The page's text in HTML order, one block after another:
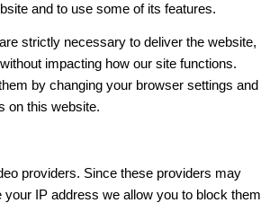
and to use some of its features.
strictly necessary to deliver the website,
impacting how our site functions.
by changing your browser settings and
on this website.
providers. Since these providers may
your IP address we allow you to block them